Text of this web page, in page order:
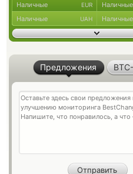
Наличные EUR Наличные
Наличные UAH Наличные
Предложения